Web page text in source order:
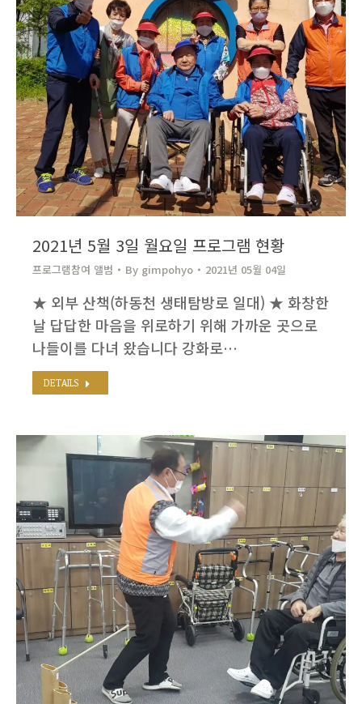
2021년 5월 3일 월요일 프로그램 현황
프로그램참여 앨범 By gimpohyo​ 2021년 05월 04일
★ 외부 산책(하동천 생태탐방로 일대) ★ 화창한
날 답답한 마음을 위로하기 위해 가까운 곳으로
나들이를 다녀 왔습니다 강화로…
DETAILS